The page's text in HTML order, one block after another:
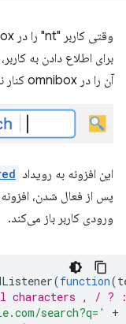
آن را در omnibox کنار نام افزونه قرار می‌دهد.
این افزونه به رویداد
پس از فعال شدن،
ورودی کاربر باز می‌کند.
(function(
characters , / ?
search?q=' +